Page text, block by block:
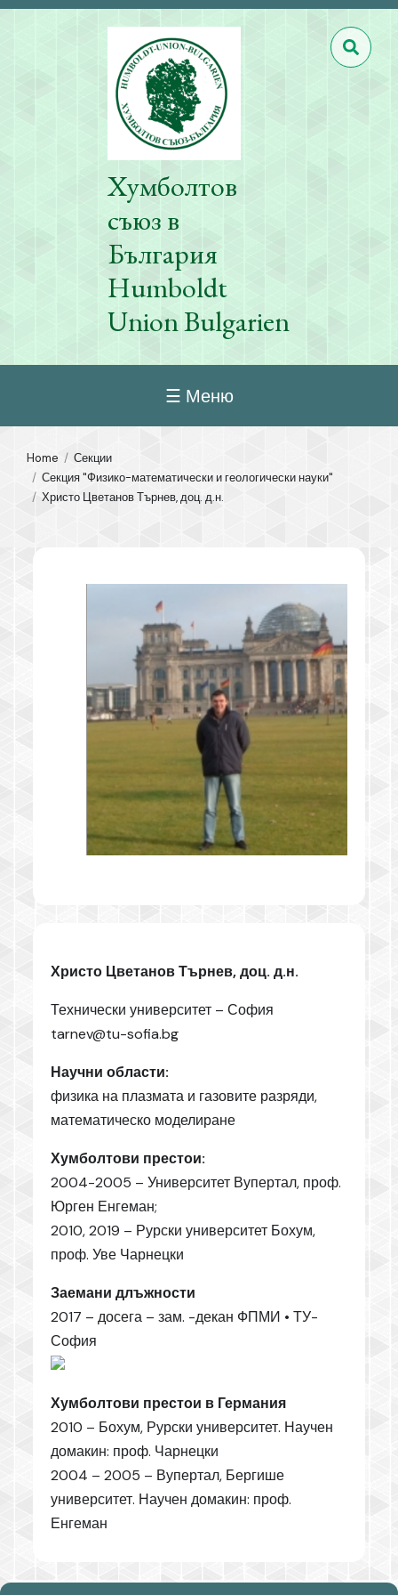
Хумболтов
съюз в
България
Humboldt
Union Bulgarien
☰ Меню
Home
Секции
Секция "Физико-математически и геологически науки"
Христо Цветанов Търнев, доц. д.н.
Христо Цветанов Търнев, доц. д.н.
Технически университет – София
tarnev@tu-sofia.bg
Научни области:
физика на плазмата и газовите разряди,
математическо моделиране
Хумболтови престои:
2004-2005 – Университет Вупертал, проф.
Юрген Енгеман;
2010, 2019 – Рурски университет Бохум,
проф. Уве Чарнецки
Заемани длъжности
2017 – досега – зам. -декан ФПМИ • ТУ-
София
Хумболтови престои в Германия
2010 – Бохум, Рурски университет. Научен
домакин: проф. Чарнецки
2004 – 2005 – Вупертал, Бергише
университет. Научен домакин: проф.
Енгеман